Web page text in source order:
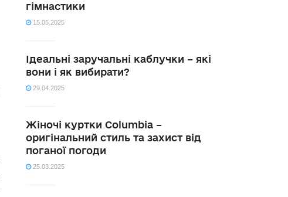
гімнастики
15.05.2025
Ідеальні заручальні каблучки – які
вони і як вибирати?
29.04.2025
Жіночі куртки Columbia –
оригінальний стиль та захист від
поганої погоди
25.03.2025